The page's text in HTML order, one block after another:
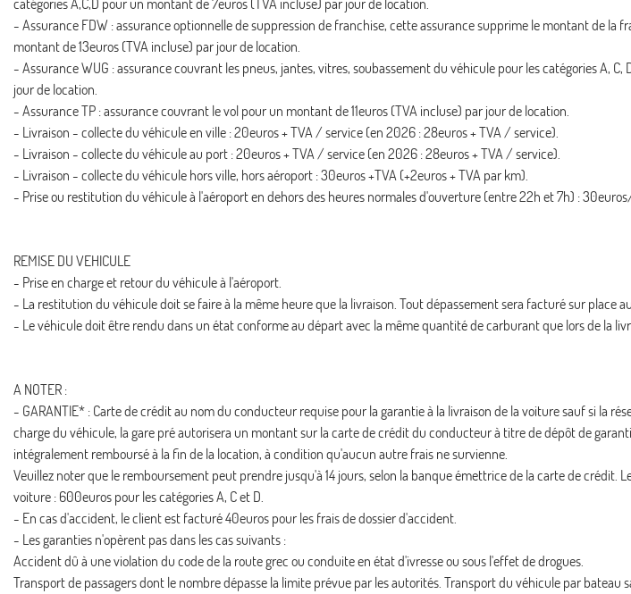
catégories A,C,D pour un montant de 7euros (TVA incluse) par jour de location.
- Assurance FDW : assurance optionnelle de suppression de franchise, cette assurance supprime le montant de la
montant de 13euros (TVA incluse) par jour de location.
- Assurance WUG : assurance couvrant les pneus, jantes, vitres, soubassement du véhicule pour les catégories A,
jour de location.
- Assurance TP : assurance couvrant le vol pour un montant de 11euros (TVA incluse) par jour de location.
- Livraison - collecte du véhicule en ville : 20euros + TVA / service (en 2026 : 28euros + TVA / service).
- Livraison - collecte du véhicule au port : 20euros + TVA / service (en 2026 : 28euros + TVA / service).
- Livraison - collecte du véhicule hors ville, hors aéroport : 30euros +TVA (+2euros + TVA par km).
- Prise ou restitution du véhicule à l'aéroport en dehors des heures normales d'ouverture (entre 22h et 7h) :
REMISE DU VEHICULE
- Prise en charge et retour du véhicule à l'aéroport.
- La restitution du véhicule doit se faire à la même heure que la livraison. Tout dépassement sera facturé sur place
- Le véhicule doit être rendu dans un état conforme au départ avec la même quantité de carburant que lors de la
A NOTER :
- GARANTIE* : Carte de crédit au nom du conducteur requise pour la garantie à la livraison de la voiture sauf si la
charge du véhicule, la gare pré autorisera un montant sur la carte de crédit du conducteur à titre de dépôt de
intégralement remboursé à la fin de la location, à condition qu'aucun autre frais ne survienne.
Veuillez noter que le remboursement peut prendre jusqu'à 14 jours, selon la banque émettrice de la carte de crédit.
voiture : 600euros pour les catégories A, C et D.
- En cas d'accident, le client est facturé 40euros pour les frais de dossier d'accident.
- Les garanties n'opèrent pas dans les cas suivants :
Accident dû à une violation du code de la route grec ou conduite en état d'ivresse ou sous l'effet de drogues.
Transport de passagers dont le nombre dépasse la limite prévue par les autorités. Transport du véhicule par bateau